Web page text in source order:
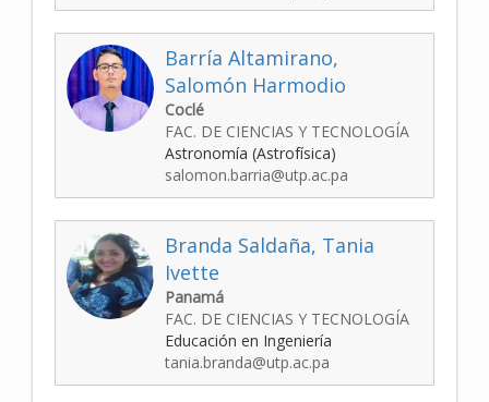
Barría Altamirano,
Salomón Harmodio
Coclé
FAC. DE CIENCIAS Y TECNOLOGÍA
Astronomía (Astrofísica)
salomon.barria@utp.ac.pa
Branda Saldaña, Tania
Ivette
Panamá
FAC. DE CIENCIAS Y TECNOLOGÍA
Educación en Ingeniería
tania.branda@utp.ac.pa